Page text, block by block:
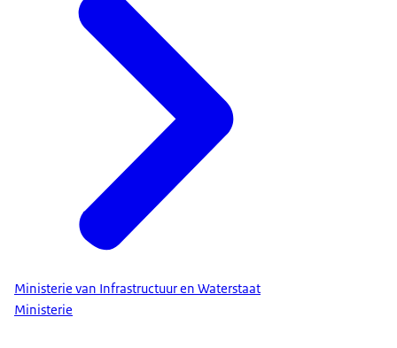
Ministerie van Infrastructuur en Waterstaat
Ministerie